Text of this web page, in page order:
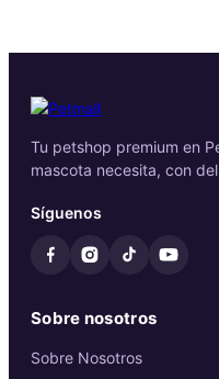
Tu petshop premium en
mascota necesita, con
Síguenos
Sobre nosotros
Sobre Nosotros